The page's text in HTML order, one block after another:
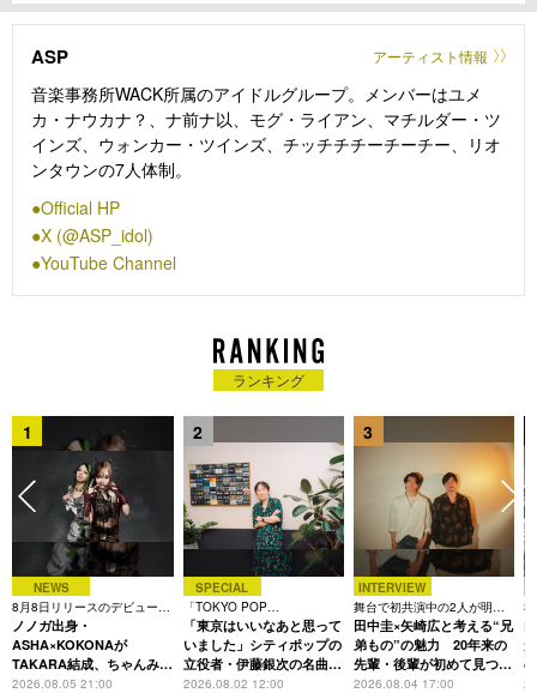
ASP アーティスト情報
音楽事務所WACK所属のアイドルグループ。メンバーはユメ
カ・ナウカナ？、ナ前ナ以、モグ・ライアン、マチルダー・ツ
インズ、ウォンカー・ツインズ、チッチチチーチーチー、リオ
ンタウンの7人体制。
Official HP
X (@ASP_idol)
YouTube Channel
ランキング
1
NEWS
8月8日リリースのデビュー曲
は「Time is money」
ノノガ出身・
ASHA×KOKONAが
TAKARA結成、ちゃんみな
主宰レーベル第2弾アーテ
2026.08.05 21:00
2
SPECIAL
「TOKYO POP
CHRONICLE」特集
「東京はいいなあと思って
いました」シティポップの
立役者・伊藤銀次の名曲回
想録
2026.08.02 12:00
3
INTERVIEW
舞台で初共演中の2人が明か
す、今の自分をつくる恩人の
存在
田中圭×矢崎広と考える“兄
弟もの”の魅力 20年来の
先輩・後輩が初めて見つけ
た互いの共通点とは
2026.08.04 17:00
3